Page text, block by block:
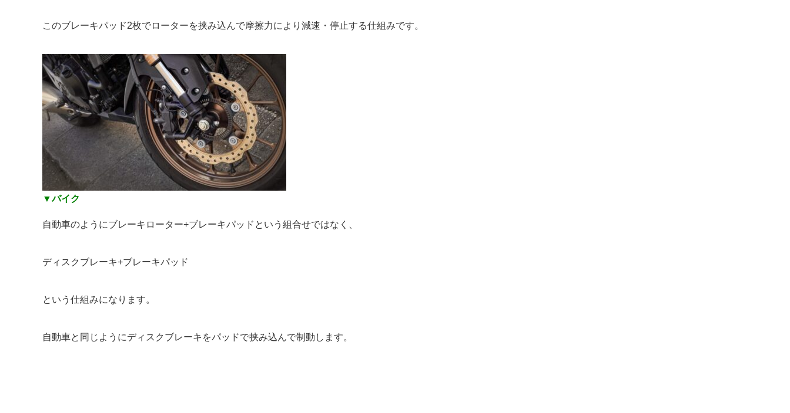
このブレーキパッド2枚でローターを挟み込んで摩擦力により減速・停止する仕組みです。
▼バイク
自動車のようにブレーキローター+ブレーキパッドという組合せではなく、
ディスクブレーキ+ブレーキパッド
という仕組みになります。
自動車と同じようにディスクブレーキをパッドで挟み込んで制動します。